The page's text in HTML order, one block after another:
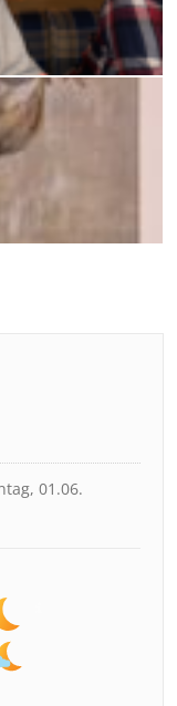
01.06.